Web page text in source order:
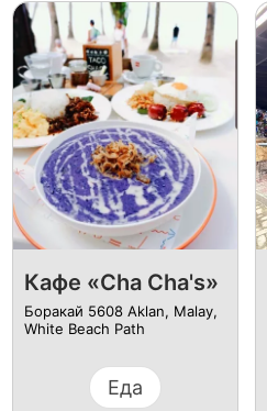
Кафе «Cha Cha's»
Боракай 5608 Aklan, Malay,
White Beach Path
Еда